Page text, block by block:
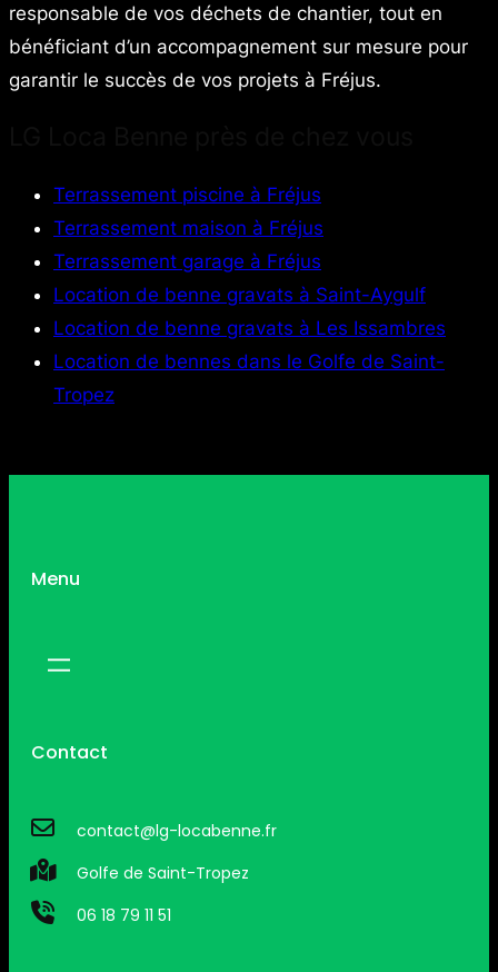
responsable de vos déchets de chantier, tout en
bénéficiant d’un accompagnement sur mesure pour
garantir le succès de vos projets à Fréjus.
Terrassement piscine à Fréjus
Terrassement maison à Fréjus
Terrassement garage à Fréjus
Location de benne gravats à Saint-Aygulf
Location de benne gravats à Les Issambres
Location de bennes dans le Golfe de Saint-
Tropez
Menu
Contact
contact@lg-locabenne.fr
Golfe de Saint-Tropez
06 18 79 11 51